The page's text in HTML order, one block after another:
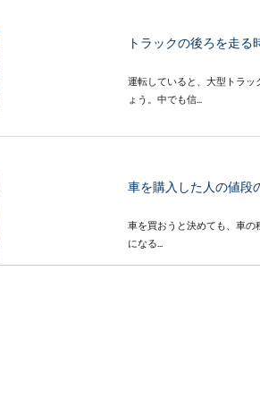
トラックの後ろを走
運転していると、大型トラッ
ょう。中でも信...
車を購入した人の値段
車を買おうと決めても、車の
になる...